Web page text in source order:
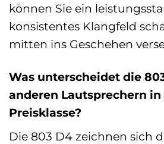
können Sie ein
konsistentes Klangfeld
mitten ins Geschehen
Was unterscheidet die
anderen Lautsprechern in
Preisklasse?
Die 803 D4 zeichnen sich